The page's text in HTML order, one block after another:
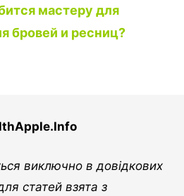
мастеру для
бровей и ресниц?
виключно в довідкових
статей взята з